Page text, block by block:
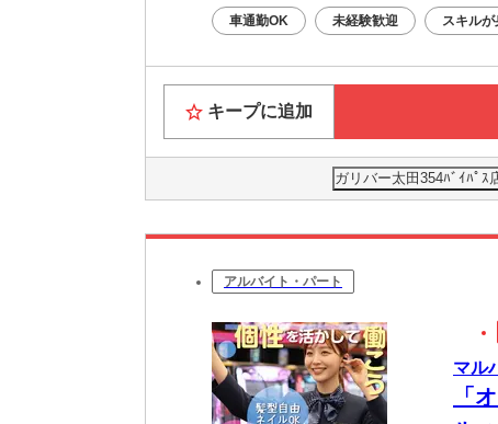
車通勤OK 未経験歓迎 スキルが
キープに追加
ガリバー太田354ﾊﾞｲﾊﾟｽ
アルバイト・パート
マル
「